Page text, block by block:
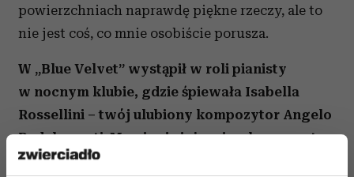
powierzchniach naprawdę piękne rzeczy, ale to
nie jest coś, co mnie osobiście porusza.
W „Blue Velvet” wystąpił w roli pianisty
w nocnym klubie, gdzie śpiewała Isabella
Rossellini – twój ulubiony kompozytor Angelo
Badalamenti. Mawia się już o nim „kompozytor
Lyncha”.